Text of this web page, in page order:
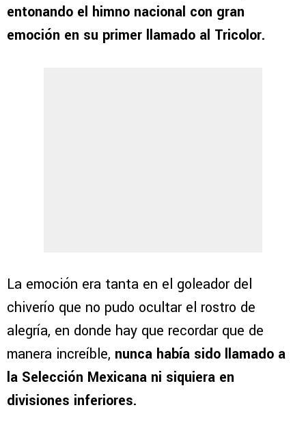
entonando el himno nacional con gran
emoción en su primer llamado al Tricolor.
La emoción era tanta en el goleador del
chiverío que no pudo ocultar el rostro de
alegría, en donde hay que recordar que de
manera increíble, nunca había sido llamado a
la Selección Mexicana ni siquiera en
divisiones inferiores.